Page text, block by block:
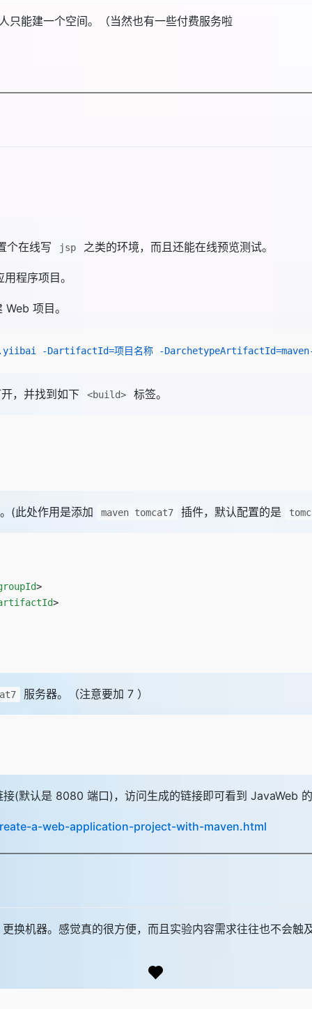
只能建一个空间。（当然也有一些付费服务啦
个在线写 jsp 之类的环境，而且还能在线预览测试。
程序项目。
项目。
-DartifactId=项目名称 -
，并找到如下 <build> 标签。
(此处作用是添加 maven tomcat7 插件，默认配置的是
>
>
服务器。（注意要加 7 ）
(默认是 8080 端口)，访问生成的链接即可看到 JavaWeb
a-web-application-project-with-maven.html
换机器。感觉真的很方便，而且实验内容需求往往也不会触